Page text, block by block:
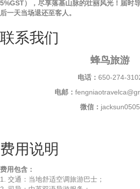
5%GST），尽享落基山脉的壮丽风光！届时
后一天当场退还至客人。
联系我们
蜂鸟旅游
电话： 650-274-
电邮：
微信： jacksun0505
费用说明
费用包含：
1. 交通：当地舒适空调旅游巴士；